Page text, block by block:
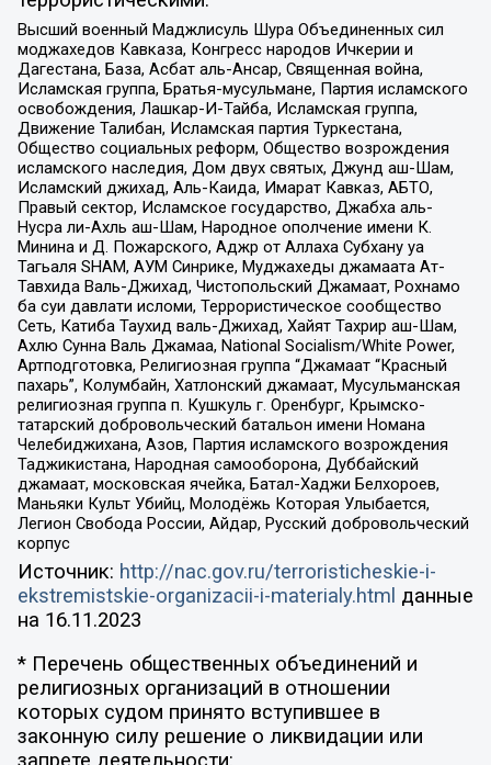
Высший военный Маджлисуль Шура Объединенных сил
моджахедов Кавказа, Конгресс народов Ичкерии и
Дагестана, База, Асбат аль-Ансар, Священная война,
Исламская группа, Братья-мусульмане, Партия исламского
освобождения, Лашкар-И-Тайба, Исламская группа,
Движение Талибан, Исламская партия Туркестана,
Общество социальных реформ, Общество возрождения
исламского наследия, Дом двух святых, Джунд аш-Шам,
Исламский джихад, Аль-Каида, Имарат Кавказ, АБТО,
Правый сектор, Исламское государство, Джабха аль-
Нусра ли-Ахль аш-Шам, Народное ополчение имени К.
Минина и Д. Пожарского, Аджр от Аллаха Субхану уа
Тагьаля SHAM, АУМ Синрике, Муджахеды джамаата Ат-
Тавхида Валь-Джихад, Чистопольский Джамаат, Рохнамо
ба суи давлати исломи, Террористическое сообщество
Сеть, Катиба Таухид валь-Джихад, Хайят Тахрир аш-Шам,
Ахлю Сунна Валь Джамаа, National Socialism/White Power,
Артподготовка, Религиозная группа “Джамаат “Красный
пахарь”, Колумбайн, Хатлонский джамаат, Мусульманская
религиозная группа п. Кушкуль г. Оренбург, Крымско-
татарский добровольческий батальон имени Номана
Челебиджихана, Азов, Партия исламского возрождения
Таджикистана, Народная самооборона, Дуббайский
джамаат, московская ячейка, Батал-Хаджи Белхороев,
Маньяки Культ Убийц, Молодёжь Которая Улыбается,
Легион Свобода России, Айдар, Русский добровольческий
корпус
Источник: http://nac.gov.ru/terroristicheskie-i-
ekstremistskie-organizacii-i-materialy.html данные
на 16.11.2023
* Перечень общественных объединений и
религиозных организаций в отношении
которых судом принято вступившее в
законную силу решение о ликвидации или